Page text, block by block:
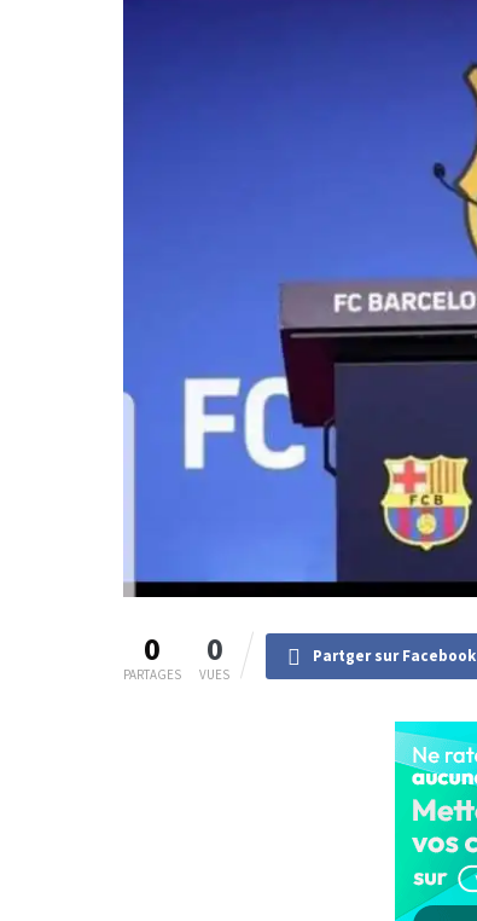
0
PARTAGES
0
VUES
Partger sur Facebook